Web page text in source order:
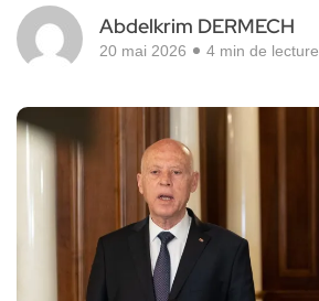
Abdelkrim DERMECH
20 mai 2026 4 min de lecture